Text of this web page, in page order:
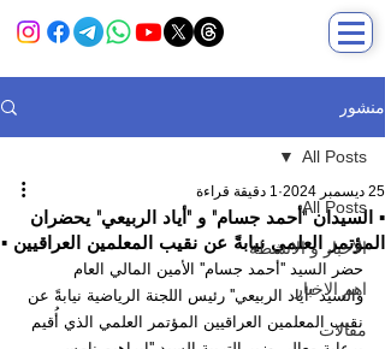
منشور
All Posts
الاخبار و الانشطة
اهم الاخبار
مقالات
All Posts
▪️ السيدان "أحمد جسام" و "أياد الربيعي" يحضران
المؤتمر العلمي نيابةً عن نقيب المعلمين العراقيين ▪️
25 ديسمبر 2024 1 دقيقة قراءة
حضر السيد ''أحمد جسام'' الأمين المالي العام
والسيد ''أياد الربيعي'' رئيس اللجنة الرياضية نيابةً عن
نقيب المعلمين العراقيين المؤتمر العلمي الذي أُقيم